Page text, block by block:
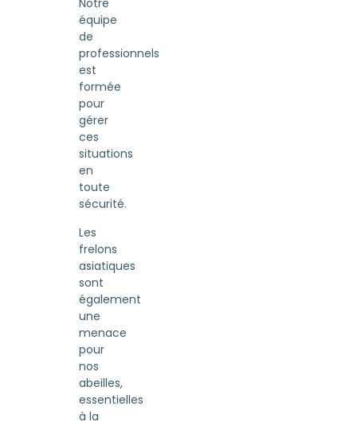
Notre
équipe
de
professionnels
est
formée
pour
gérer
ces
situations
en
toute
sécurité.
Les
frelons
asiatiques
sont
également
une
menace
pour
nos
abeilles,
essentielles
à la